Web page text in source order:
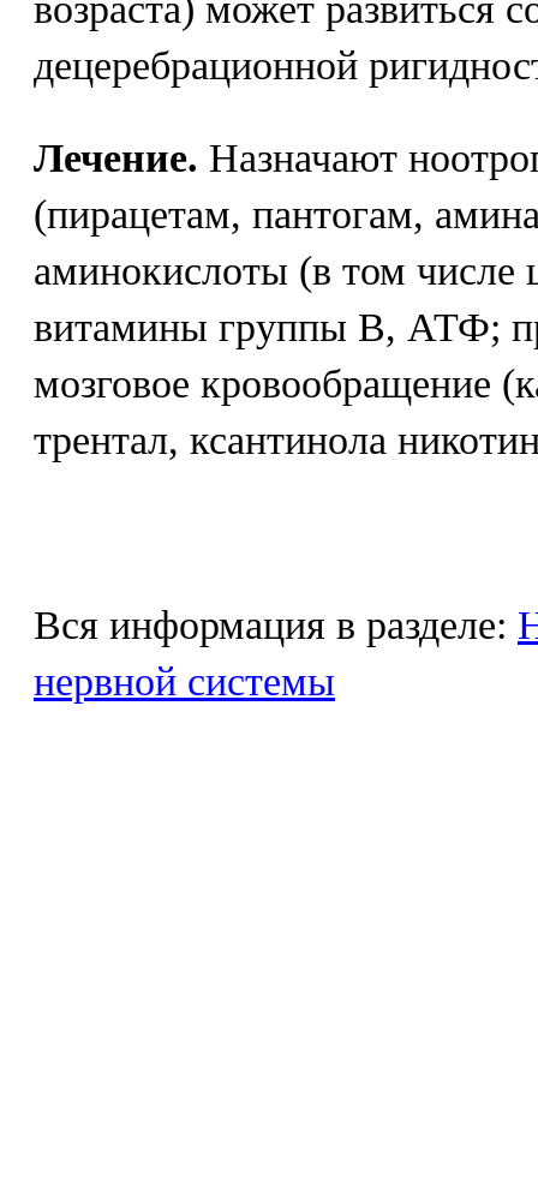
возраста) может развиться
децеребрационной
Лечение. Назначают
(пирацетам, пантогам,
аминокислоты (в том числе
витамины группы В, АТФ;
мозговое кровообращение
трентал, ксантинола
Вся информация в разделе:
нервной системы